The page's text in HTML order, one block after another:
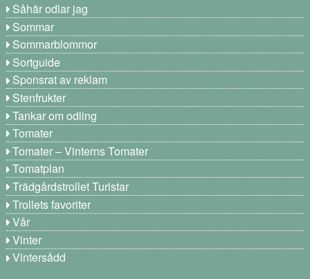
Såhär odlar jag
Sommar
Sommarblommor
Sortguide
Sponsrat av reklam
Stenfrukter
Tankar om odling
Tomater
Tomater – Vinterns Tomater
Tomatplan
Trädgårdstrollet Turistar
Trollets favoriter
Vår
Vinter
Vintersådd